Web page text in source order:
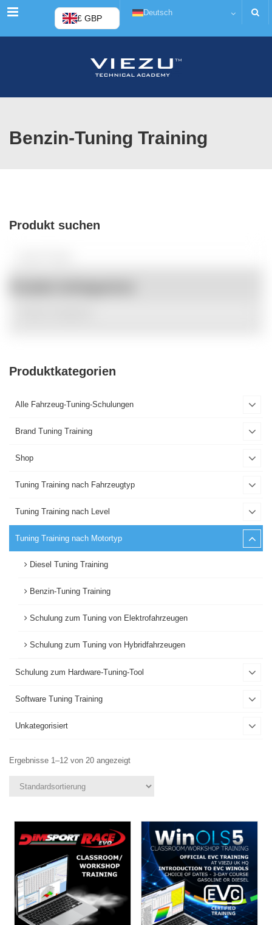
Menü £ GBP
Deutsch
Benzin-Tuning Training
Ergebnisse 1–12 von 20 angezeigt
Produkt suchen
Produktkategorien
Alle Fahrzeug-Tuning-Schulungen
Brand Tuning Training
Shop
Tuning Training nach Fahrzeugtyp
Tuning Training nach Level
Tuning Training nach Motortyp
Diesel Tuning Training
Benzin-Tuning Training
Schulung zum Tuning von Elektrofahrzeugen
Schulung zum Tuning von Hybridfahrzeugen
Schulung zum Hardware-Tuning-Tool
Software Tuning Training
Unkategorisiert